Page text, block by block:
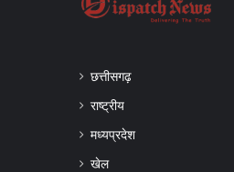
छत्तीसगढ़
राष्ट्रीय
मध्यप्रदेश
खेल